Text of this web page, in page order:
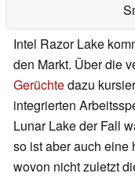
Intel Razor Lake
den Markt. Über die
Gerüchtedazu
integrierten
Lunar Lake der Fall
so ist aber auch eine
wovon nicht zuletzt